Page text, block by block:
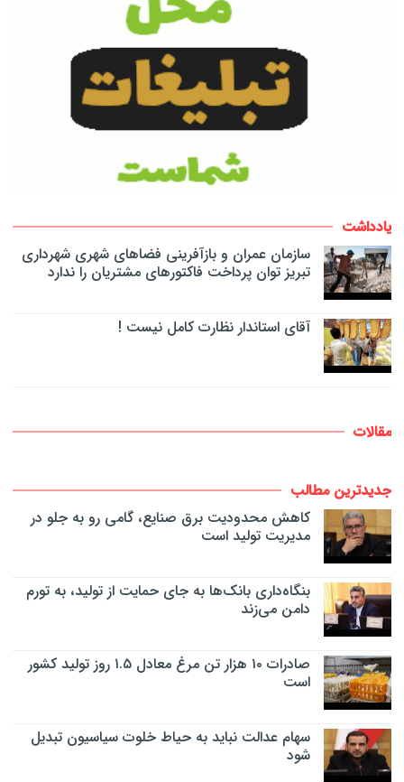
یادداشت
سازمان عمران و بازآفرینی فضاهای شهری شهرداری
تبریز توان پرداخت فاکتورهای مشتریان را ندارد
آقای استاندار نظارت کامل نیست !
مقالات
جدیدترین مطالب
کاهش محدودیت برق صنایع، گامی رو به جلو در
مدیریت تولید است
بنگاه‌داری بانک‌ها به جای حمایت از تولید، به تورم
دامن می‌زند
صادرات ۱۰ هزار تن مرغ معادل ۱.۵ روز تولید کشور
است
سهام عدالت نباید به حیاط خلوت سیاسیون تبدیل
شود